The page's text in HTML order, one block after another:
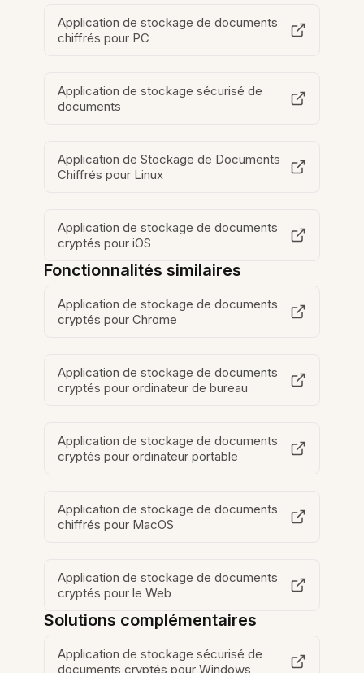
Application de stockage de documents
chiffrés pour PC
Application de stockage sécurisé de
documents
Application de Stockage de Documents
Chiffrés pour Linux
Application de stockage de documents
cryptés pour iOS
Fonctionnalités similaires
Application de stockage de documents
cryptés pour Chrome
Application de stockage de documents
cryptés pour ordinateur de bureau
Application de stockage de documents
cryptés pour ordinateur portable
Application de stockage de documents
chiffrés pour MacOS
Application de stockage de documents
cryptés pour le Web
Solutions complémentaires
Application de stockage sécurisé de
documents cryptés pour Windows